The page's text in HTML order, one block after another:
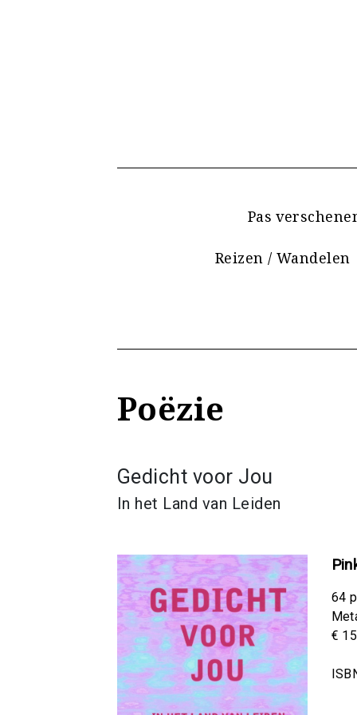
Pas
Reizen / Wandelen
Poëzie
Gedicht voor Jou
In het Land van Leiden
64
€